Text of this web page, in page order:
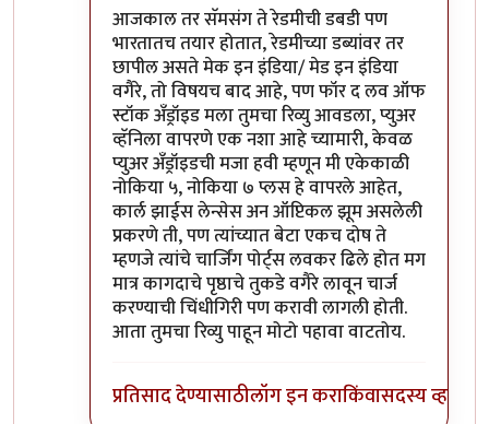
आजकाल तर सॅमसंग ते रेडमीची डबडी पण
भारतातच तयार होतात, रेडमीच्या डब्यांवर तर
छापील असते मेक इन इंडिया/ मेड इन इंडिया
वगैरे, तो विषयच बाद आहे, पण फॉर द लव ऑफ
स्टॉक अँड्रॉइड मला तुमचा रिव्यु आवडला, प्युअर
व्हॅनिला वापरणे एक नशा आहे च्यामारी, केवळ
प्युअर अँड्रॉइडची मजा हवी म्हणून मी एकेकाळी
नोकिया ५, नोकिया ७ प्लस हे वापरले आहेत,
कार्ल झाईस लेन्सेस अन ऑप्टिकल झूम असलेली
प्रकरणे ती, पण त्यांच्यात बेटा एकच दोष ते
म्हणजे त्यांचे चार्जिंग पोर्ट्स लवकर ढिले होत मग
मात्र कागदाचे पृष्ठाचे तुकडे वगैरे लावून चार्ज
करण्याची चिंधीगिरी पण करावी लागली होती.
आता तुमचा रिव्यु पाहून मोटो पहावा वाटतोय.
प्रतिसाद देण्यासाठीलॉग इन कराकिंवासदस्य व्हा